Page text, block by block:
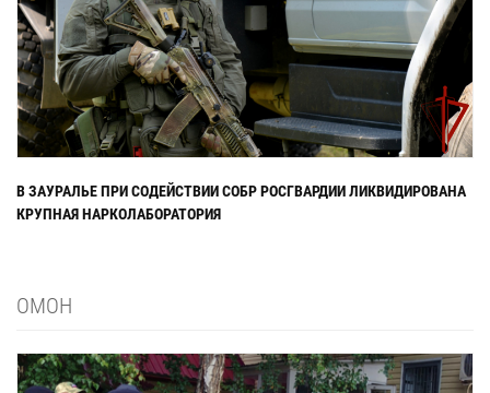
В ЗАУРАЛЬЕ ПРИ СОДЕЙСТВИИ СОБР РОСГВАРДИИ ЛИКВИДИРОВАНА
КРУПНАЯ НАРКОЛАБОРАТОРИЯ
ОМОН